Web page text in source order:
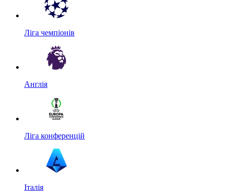
Ліга чемпіонів
Англія
Ліга конференцій
Італія